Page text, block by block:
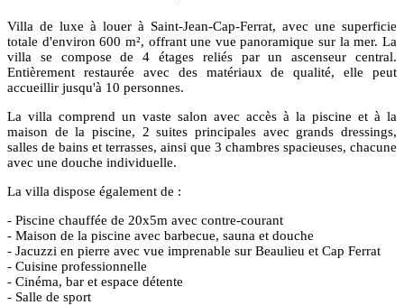
Villa de luxe à louer à Saint-Jean-Cap-Ferrat, avec une superficie
totale d'environ 600 m², offrant une vue panoramique sur la mer. La
villa se compose de 4 étages reliés par un ascenseur central.
Entièrement restaurée avec des matériaux de qualité, elle peut
accueillir jusqu'à 10 personnes.
La villa comprend un vaste salon avec accès à la piscine et à la
maison de la piscine, 2 suites principales avec grands dressings,
salles de bains et terrasses, ainsi que 3 chambres spacieuses, chacune
avec une douche individuelle.
La villa dispose également de :
- Piscine chauffée de 20x5m avec contre-courant
- Maison de la piscine avec barbecue, sauna et douche
- Jacuzzi en pierre avec vue imprenable sur Beaulieu et Cap Ferrat
- Cuisine professionnelle
- Cinéma, bar et espace détente
- Salle de sport